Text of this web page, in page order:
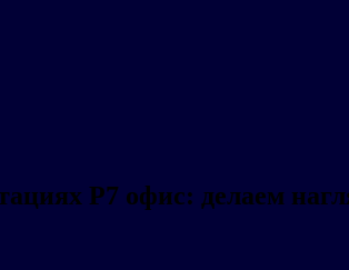
Р7 офис: делаем